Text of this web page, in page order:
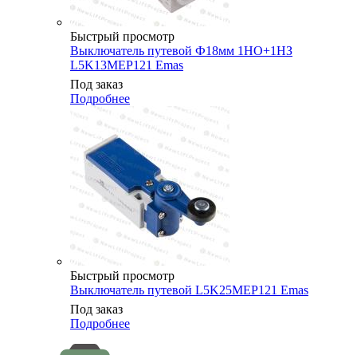
Быстрый просмотр
Выключатель путевой Ф18мм 1НО+1НЗ
L5K13MEP121 Emas
Под заказ
Подробнее
Быстрый просмотр
Выключатель путевой L5K25MEP121 Emas
Под заказ
Подробнее